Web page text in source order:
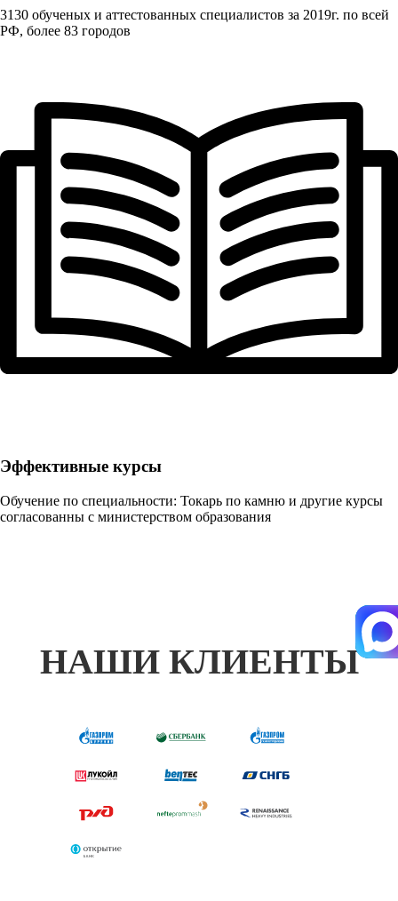
3130 обученых и аттестованных специалистов за 2019г. по всей
РФ, более 83 городов
Эффективные курсы
Обучение по специальности: Токарь по камню и другие курсы
согласованны с министерством образования
НАШИ КЛИЕНТЫ